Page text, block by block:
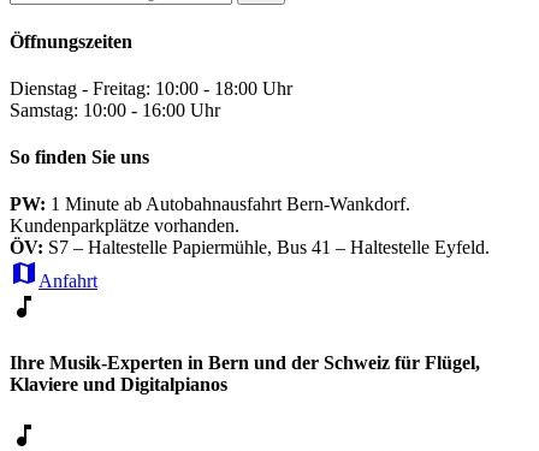
Öffnungszeiten
Dienstag - Freitag: 10:00 - 18:00 Uhr
Samstag: 10:00 - 16:00 Uhr
So finden Sie uns
PW: 1 Minute ab Autobahnausfahrt Bern-Wankdorf.
Kundenparkplätze vorhanden.
ÖV: S7 – Haltestelle Papiermühle, Bus 41 – Haltestelle Eyfeld.
map Anfahrt
music_note
Ihre Musik-Experten in Bern und der Schweiz für Flügel,
Klaviere und Digitalpianos
music_note